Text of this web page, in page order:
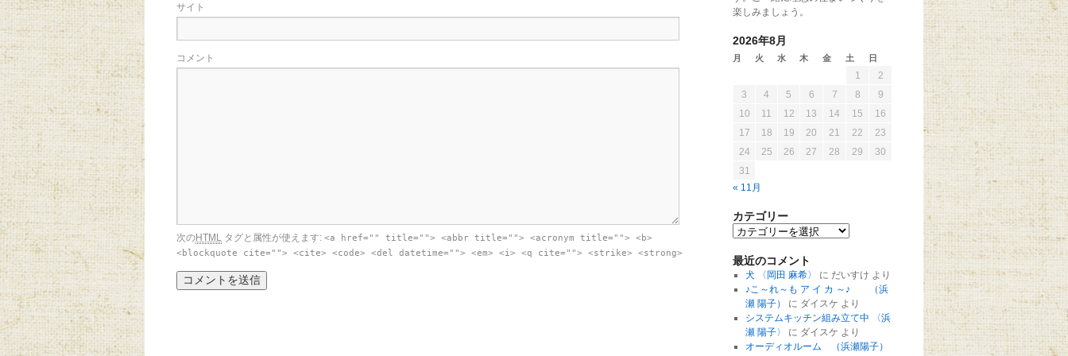
サイト
コメント
次のHTML タグと属性が使えます: <a href="" title=""> <abbr title=""> <acronym title=""> <b>
<blockquote cite=""> <cite> <code> <del datetime=""> <em> <i> <q cite=""> <strike> <strong>
楽しみましょう。
2026年8月
月 火 水 木 金 土 日
« 11月
1
2
3
4 5 6 7 8
9
10
11 12 13 14 15
16
17
18 19 20 21 22
23
24
25 26 27 28 29
30
31
カテゴリー
最近のコメント
犬 〈岡田 麻希〉 に だいすけ より
♪こ～れ～も ア イ カ ～♪ （浜
瀬 陽子）
に ダイスケ より
システムキッチン組み立て中 〈浜
瀬 陽子〉
に ダイスケ より
オーディオルーム （浜瀬陽子）